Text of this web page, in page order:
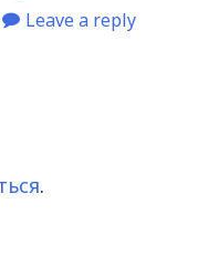
Leave a reply
.